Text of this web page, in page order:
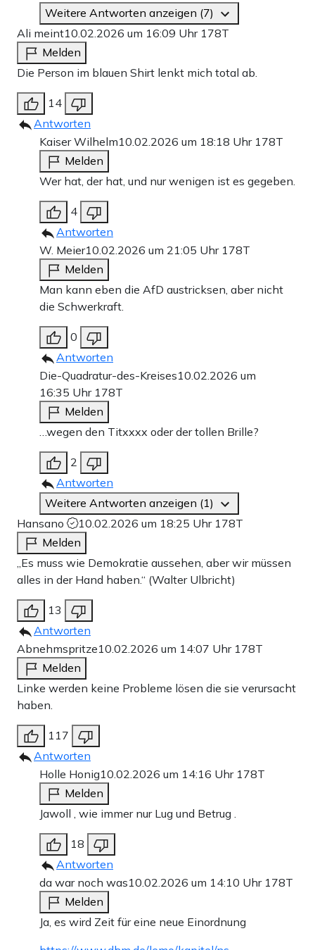
Weitere Antworten anzeigen (7)
Ali meint10.02.2026 um 16:09 Uhr 178T
Melden
Die Person im blauen Shirt lenkt mich total ab.
14
Antworten
Kaiser Wilhelm10.02.2026 um 18:18 Uhr 178T
Melden
Wer hat, der hat, und nur wenigen ist es gegeben.
4
Antworten
W. Meier10.02.2026 um 21:05 Uhr 178T
Melden
Man kann eben die AfD austricksen, aber nicht
die Schwerkraft.
0
Antworten
Die-Quadratur-des-Kreises10.02.2026 um
16:35 Uhr 178T
Melden
…wegen den Titxxxx oder der tollen Brille?
2
Antworten
Weitere Antworten anzeigen (1)
Hansano
10.02.2026 um 18:25 Uhr 178T
Melden
„Es muss wie Demokratie aussehen, aber wir müssen
alles in der Hand haben.“ (Walter Ulbricht)
13
Antworten
Abnehmspritze10.02.2026 um 14:07 Uhr 178T
Melden
Linke werden keine Probleme lösen die sie verursacht
haben.
117
Antworten
Holle Honig10.02.2026 um 14:16 Uhr 178T
Melden
Jawoll , wie immer nur Lug und Betrug .
18
Antworten
da war noch was10.02.2026 um 14:10 Uhr 178T
Melden
Ja, es wird Zeit für eine neue Einordnung